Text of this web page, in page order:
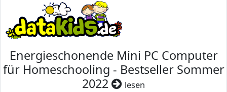
Energieschonende Mini PC Computer
für Homeschooling - Bestseller Sommer
2022
lesen